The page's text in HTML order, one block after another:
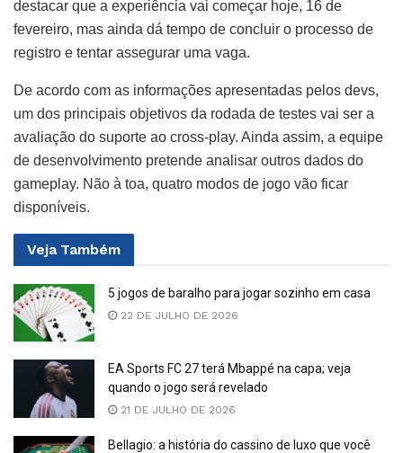
destacar que a experiência vai começar hoje, 16 de
fevereiro, mas ainda dá tempo de concluir o processo de
registro e tentar assegurar uma vaga.
De acordo com as informações apresentadas pelos devs,
um dos principais objetivos da rodada de testes vai ser a
avaliação do suporte ao cross-play. Ainda assim, a equipe
de desenvolvimento pretende analisar outros dados do
gameplay. Não à toa, quatro modos de jogo vão ficar
disponíveis.
Veja Também
5 jogos de baralho para jogar sozinho em casa
22 DE JULHO DE 2026
EA Sports FC 27 terá Mbappé na capa; veja
quando o jogo será revelado
21 DE JULHO DE 2026
Bellagio: a história do cassino de luxo que você